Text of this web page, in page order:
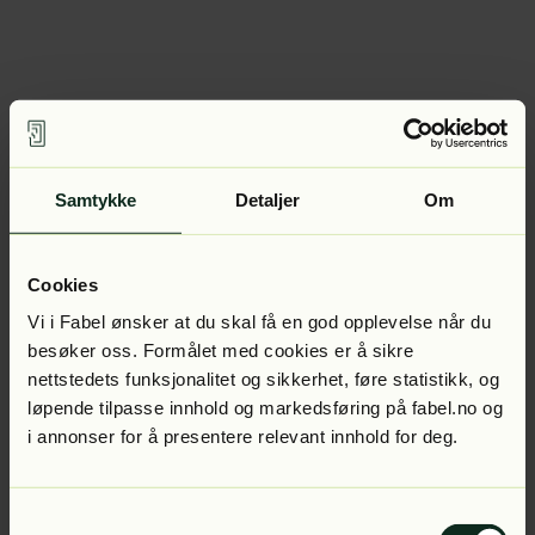
Samtykke Detaljer Om
Cookies
Vi i Fabel ønsker at du skal få en god opplevelse når du
besøker oss. Formålet med cookies er å sikre
nettstedets funksjonalitet og sikkerhet, føre statistikk, og
løpende tilpasse innhold og markedsføring på fabel.no og
i annonser for å presentere relevant innhold for deg.